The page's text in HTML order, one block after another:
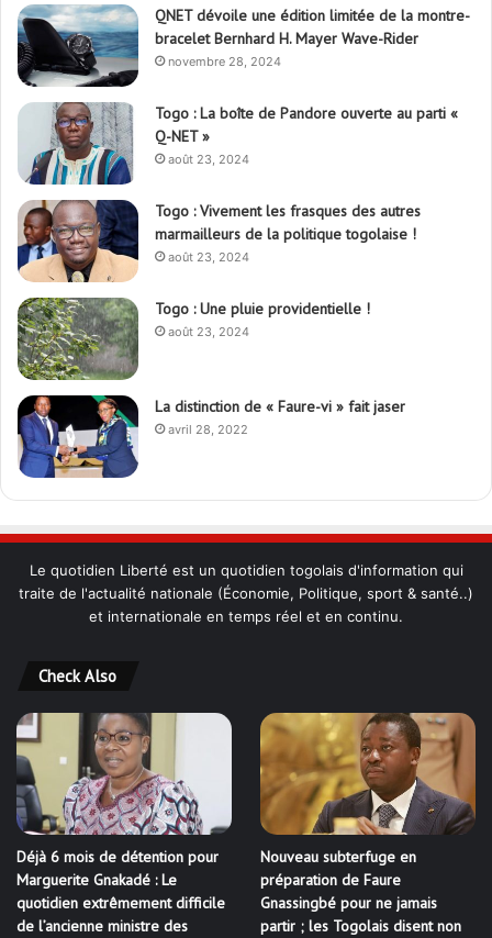
QNET dévoile une édition limitée de la montre-
bracelet Bernhard H. Mayer Wave-Rider
novembre 28, 2024
Togo : La boîte de Pandore ouverte au parti «
Q-NET »
août 23, 2024
Togo : Vivement les frasques des autres
marmailleurs de la politique togolaise !
août 23, 2024
Togo : Une pluie providentielle !
août 23, 2024
La distinction de « Faure-vi » fait jaser
avril 28, 2022
Le quotidien Liberté est un quotidien togolais d'information qui
traite de l'actualité nationale (Économie, Politique, sport & santé..)
et internationale en temps réel et en continu.
Check Also
Déjà 6 mois de détention pour
Marguerite Gnakadé : Le
quotidien extrêmement difficile
de l’ancienne ministre des
Nouveau subterfuge en
préparation de Faure
Gnassingbé pour ne jamais
partir ; les Togolais disent non